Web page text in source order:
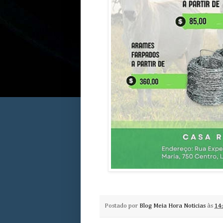
Postado por Blog Meia Hora Noticias às